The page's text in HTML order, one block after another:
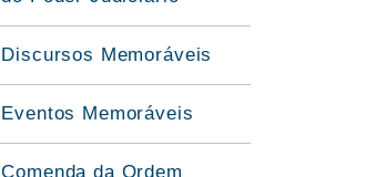
Discursos Memoráveis
Eventos Memoráveis
Comenda da Ordem